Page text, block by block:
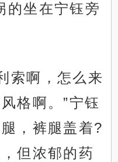
的坐在宁钰旁
索啊，怎么来
格啊。”宁钰
，裤腿盖着?
但浓郁的药